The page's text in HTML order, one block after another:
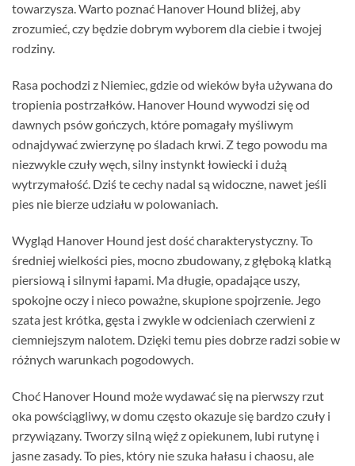
towarzysza. Warto poznać Hanover Hound bliżej, aby
zrozumieć, czy będzie dobrym wyborem dla ciebie i twojej
rodziny.
Rasa pochodzi z Niemiec, gdzie od wieków była używana do
tropienia postrzałków. Hanover Hound wywodzi się od
dawnych psów gończych, które pomagały myśliwym
odnajdywać zwierzynę po śladach krwi. Z tego powodu ma
niezwykle czuły węch, silny instynkt łowiecki i dużą
wytrzymałość. Dziś te cechy nadal są widoczne, nawet jeśli
pies nie bierze udziału w polowaniach.
Wygląd Hanover Hound jest dość charakterystyczny. To
średniej wielkości pies, mocno zbudowany, z głęboką klatką
piersiową i silnymi łapami. Ma długie, opadające uszy,
spokojne oczy i nieco poważne, skupione spojrzenie. Jego
szata jest krótka, gęsta i zwykle w odcieniach czerwieni z
ciemniejszym nalotem. Dzięki temu pies dobrze radzi sobie w
różnych warunkach pogodowych.
Choć Hanover Hound może wydawać się na pierwszy rzut
oka powściągliwy, w domu często okazuje się bardzo czuły i
przywiązany. Tworzy silną więź z opiekunem, lubi rutynę i
jasne zasady. To pies, który nie szuka hałasu i chaosu, ale